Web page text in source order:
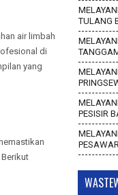
air limbah
di
yang
TULANG
PESISIR